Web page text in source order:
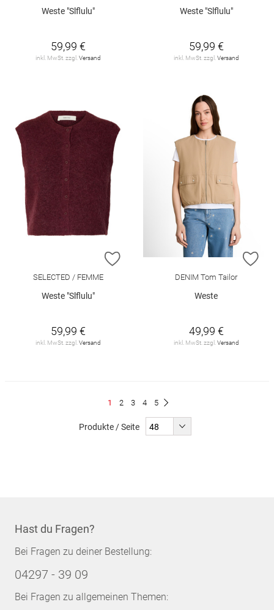
Weste "Slflulu"
59,99 €
inkl. MwSt. zzgl. Versand
Weste "Slflulu"
59,99 €
inkl. MwSt. zzgl. Versand
ZUR WUNSCHLISTE HINZUFÜGEN
SELECTED / FEMME
Weste "Slflulu"
59,99 €
inkl. MwSt. zzgl.Versand
DENIM Tom Tailor
Weste
49,99 €
inkl. MwSt. zzgl.Versand
Du
1 Seite
2 Seite
3 Seite
4 Seite
5
Produkte / Seite
Hast du Fragen?
Bei Fragen zu deiner Bestellung:
04297 - 39 09
Bei Fragen zu allgemeinen Themen: